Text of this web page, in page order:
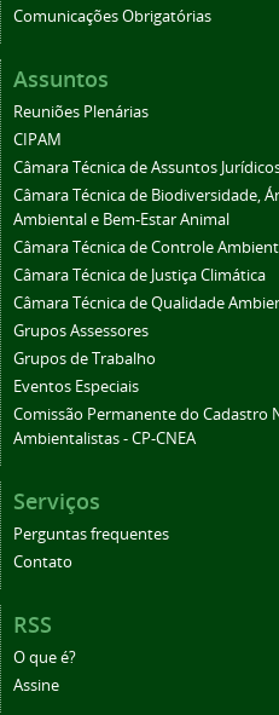
Comunicações Obrigatórias
Assuntos
Reuniões Plenárias
CIPAM
Câmara Técnica de Assuntos
Câmara Técnica de Biodiversidade,
Ambiental e Bem-Estar Animal
Câmara Técnica de Controle
Câmara Técnica de Justiça Climática
Câmara Técnica de Qualidade
Grupos Assessores
Grupos de Trabalho
Eventos Especiais
Comissão Permanente do Cadastro
Ambientalistas - CP-CNEA
Serviços
Perguntas frequentes
Contato
RSS
O que é?
Assine